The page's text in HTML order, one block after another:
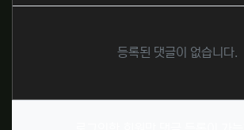
등록된 댓글이 없습니다.